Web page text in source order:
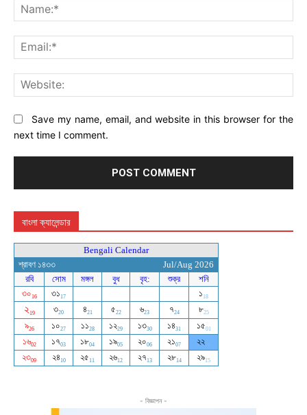
Save my name, email, and website in this browser for the
next time I comment.
বাংলা ক্যালেন্ডার
- বিজ্ঞাপন -